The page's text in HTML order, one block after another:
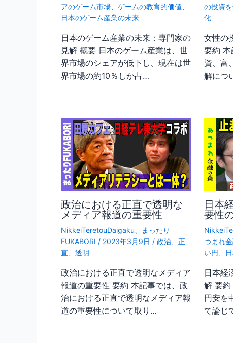
アのゲーム市場
ゲームの教育的価値
日本のゲーム産業の未来
日本のゲーム産業の未来：専門家の
見解 概要 日本のゲーム産業は、世
界市場のシェアが低下し、現在は世
界市場の約10％しか占…
の投資
化
女性の
要約 本
資、富
解につ
政治における正直で透明な
メディア報道の重要性
NikkeiTeretouDaigaku
まったり
FUKABORI / 2023年3月9日 / 政治
正
直
透明
政治における正直で透明なメディア
報道の重要性 要約 本記事では、政
治における正直で透明なメディア報
道の重要性について取り…
日本
要性
つまれ
い円
日本経
解 要
円安を
て論じ